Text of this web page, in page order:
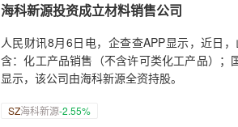
海科新源投资成立材料销售公司
人民财讯8月6日电，企查查APP显示，近日
含：化工产品销售（不含许可类化工产品）
显示，该公司由海科新源全资持股。
SZ海科新源-2.55%